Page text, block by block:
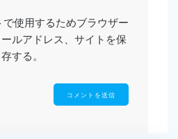
使用するためブラウザー
ルアドレス、サイトを保
存する。